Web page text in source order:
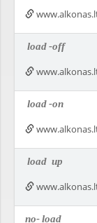
load-off
load-on
load up
no-load